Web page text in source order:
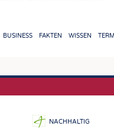
BUSINESS FAKTEN WISSEN
NACHHALTIG